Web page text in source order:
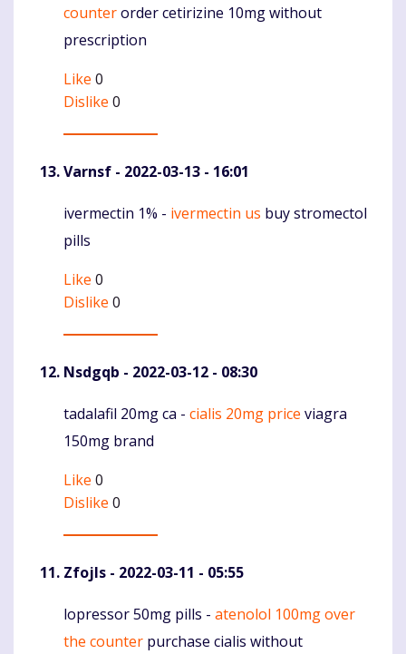
counterorder cetirizine 10mg without
prescription
Like 0
Dislike 0
Varnsf - 2022-03-13 - 16:01
Komentaras
ivermectin 1% - ivermectin us buy stromectol
pills
Like 0
Dislike 0
Nsdgqb - 2022-03-12 - 08:30
Komentaras
tadalafil 20mg ca - cialis 20mg price viagra
150mg brand
Like 0
Dislike 0
Zfojls - 2022-03-11 - 05:55
Komentaras
lopressor 50mg pills - atenolol 100mg over
the counter purchase cialis without